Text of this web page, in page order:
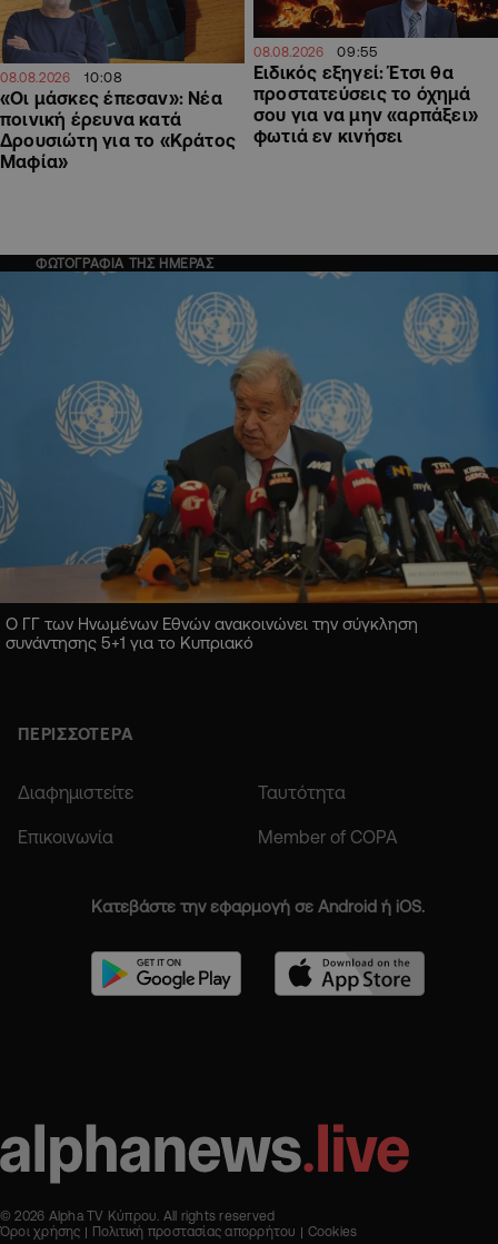
08.08.2026 10:08
«Οι μάσκες έπεσαν»: Νέα
ποινική έρευνα κατά
Δρουσιώτη για το «Κράτος
Μαφία»
08.08.2026 09:55
Ειδικός εξηγεί: Έτσι θα
προστατεύσεις το όχημά
σου για να μην «αρπάξει»
φωτιά εν κινήσει
ΦΩΤΟΓΡΑΦΙΑ ΤΗΣ ΗΜΕΡΑΣ
Ο ΓΓ των Ηνωμένων Εθνών ανακοινώνει την σύγκληση
συνάντησης 5+1 για το Κυπριακό
ΠΕΡΙΣΣΟΤΕΡΑ
Διαφημιστείτε Ταυτότητα
Επικοινωνία Member of COPA
Κατεβάστε την εφαρμογή σε Android ή iOS.
© 2026 Alpha TV Κύπρου. All rights reserved
Όροι χρήσης
Πολιτική προστασίας απορρήτου Cookies